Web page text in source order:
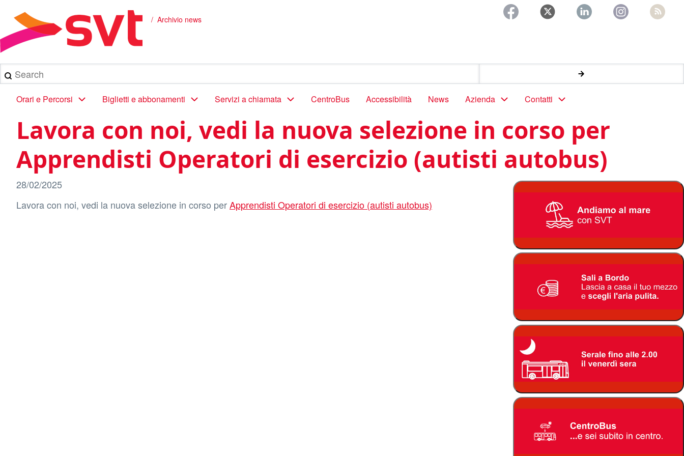
contenuto
principale
Briciole
di
pane
Archivio news
Search
Main
navigation
Orari e Percorsi Biglietti e abbonamenti Servizi a chiamata CentroBus Accessibilità News Azienda Contatti
Lavora con noi, vedi la nuova selezione in corso per
Apprendisti Operatori di esercizio (autisti autobus)
28/02/2025
Lavora con noi, vedi la nuova selezione in corso perApprendisti Operatori di esercizio (autisti autobus)